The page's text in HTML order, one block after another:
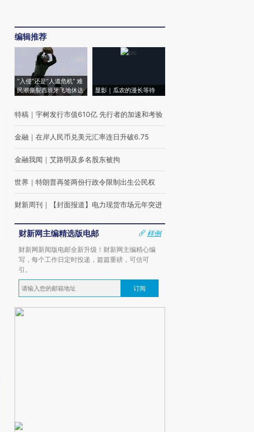
编辑推荐
“入侵”还是“人道危机” 难
民潮撕裂西班牙飞地休达
显影｜瓜农的漫长等待
特稿 ｜ 宇树发行市值610亿 先行者的加速和考验
金融 ｜ 在岸人民币兑美元汇率连日升破6.75
金融我闻 ｜ 艾路明及多名股东被拘
世界 ｜ 特朗普再签两份行政令限制出生公民权
财新周刊 ｜ 【封面报道】电力现货市场元年突进
财新网主编精选版电邮
样例
财新网新闻版电邮全新升级！财新网主编精心编
写，每个工作日定时投递，篇篇重磅，可信可
引。
订阅